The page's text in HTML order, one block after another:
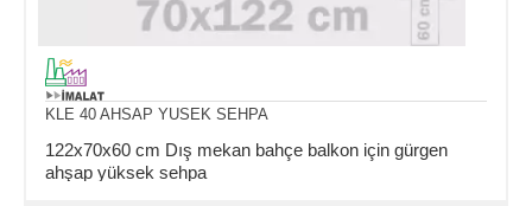
KLE 40 AHSAP YUSEK SEHPA
122x70x60 cm Dış mekan bahçe balkon için gürgen
ahşap yüksek sehpa